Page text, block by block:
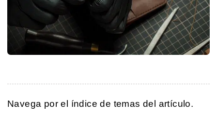
Navega por el índice de temas del artículo.